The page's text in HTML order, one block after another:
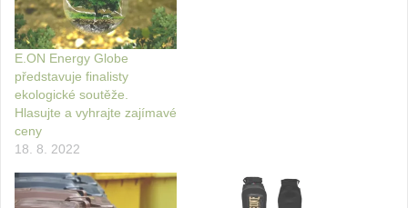
E.ON Energy Globe
představuje finalisty
ekologické soutěže.
Hlasujte a vyhrajte zajímavé
ceny
18. 8. 2022